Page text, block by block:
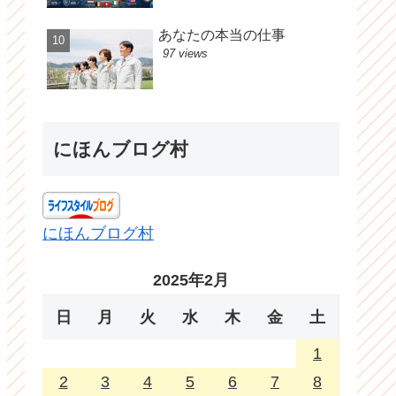
あなたの本当の仕事
97 views
にほんブログ村
にほんブログ村
2025年2月
日 月 火 水 木 金 土
1
2
3 4 5 6 7 8